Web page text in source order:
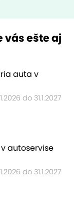
vás ešte aj
auta v
do 31.1.2027
autoservise
do 31.1.2027